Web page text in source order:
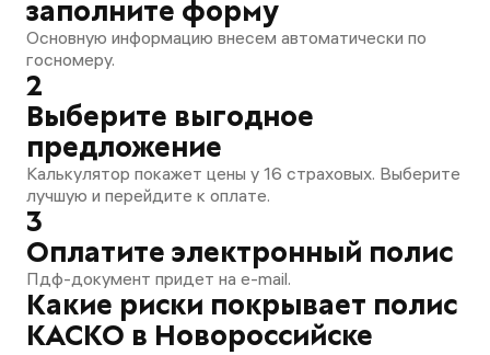
заполните форму
Основную информацию внесем автоматически по
госномеру.
2
Выберите выгодное
предложение
Калькулятор покажет цены у 16 страховых. Выберите
лучшую и перейдите к оплате.
3
Оплатите электронный полис
Пдф-документ придет на e-mail.
Какие риски покрывает полис
КАСКО в Новороссийске